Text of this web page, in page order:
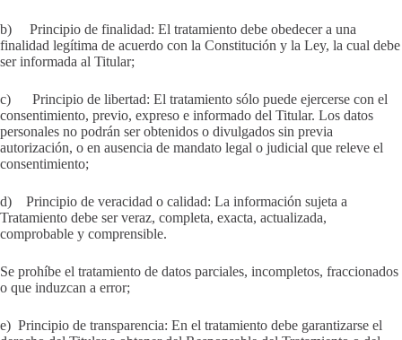
b) Principio de finalidad: El tratamiento debe obedecer a una
finalidad legítima de acuerdo con la Constitución y la Ley, la cual debe
ser informada al Titular;
c) Principio de libertad: El tratamiento sólo puede ejercerse con el
consentimiento, previo, expreso e informado del Titular. Los datos
personales no podrán ser obtenidos o divulgados sin previa
autorización, o en ausencia de mandato legal o judicial que releve el
consentimiento;
d) Principio de veracidad o calidad: La información sujeta a
Tratamiento debe ser veraz, completa, exacta, actualizada,
comprobable y comprensible.
Se prohíbe el tratamiento de datos parciales, incompletos, fraccionados
o que induzcan a error;
e) Principio de transparencia: En el tratamiento debe garantizarse el